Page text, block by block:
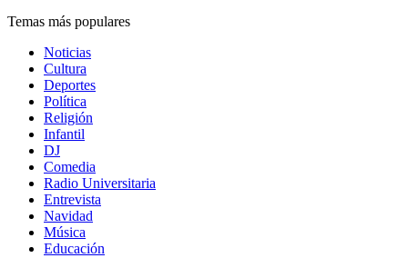
Temas más populares
Noticias
Cultura
Deportes
Política
Religión
Infantil
DJ
Comedia
Radio Universitaria
Entrevista
Navidad
Música
Educación